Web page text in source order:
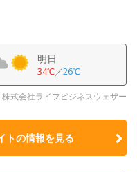
明日
34℃／26℃
式会社ライフビジネスウェザー
トの情報を見る